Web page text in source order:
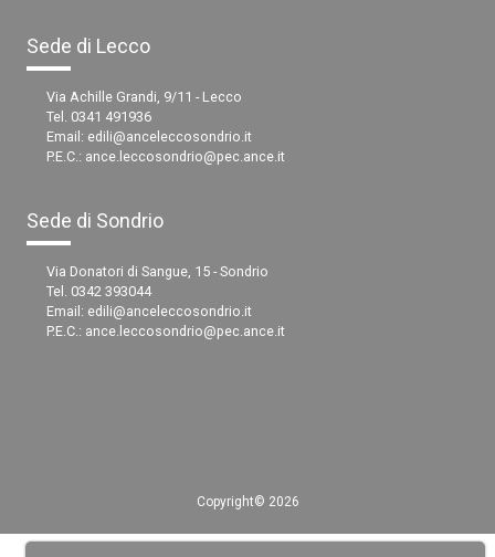
Sede di Lecco
Via Achille Grandi, 9/11 - Lecco
Tel. 0341 491936
Email: edili@anceleccosondrio.it
P.E.C.: ance.leccosondrio@pec.ance.it
Sede di Sondrio
Via Donatori di Sangue, 15 - Sondrio
Tel. 0342 393044
Email: edili@anceleccosondrio.it
P.E.C.: ance.leccosondrio@pec.ance.it
Copyright© 2026